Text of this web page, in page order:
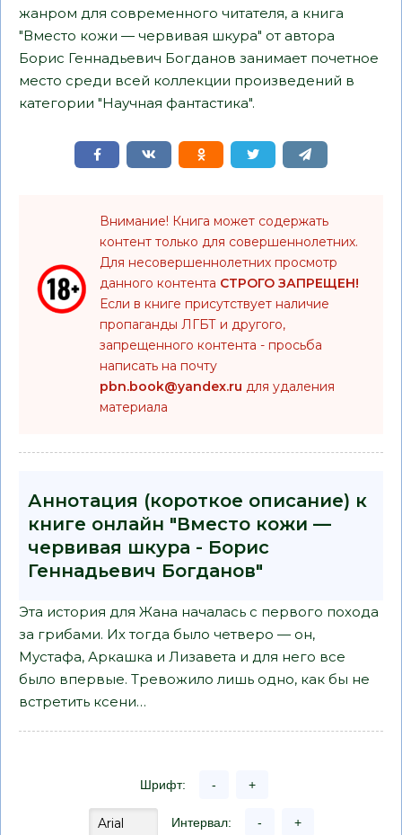
жанром для современного читателя, а книга
"Вместо кожи — червивая шкура" от автора
Борис Геннадьевич Богданов занимает почетное
место среди всей коллекции произведений в
категории "Научная фантастика".
Внимание! Книга может содержать
контент только для совершеннолетних.
Для несовершеннолетних просмотр
данного контента СТРОГО ЗАПРЕЩЕН!
Если в книге присутствует наличие
пропаганды ЛГБТ и другого,
запрещенного контента - просьба
написать на почту
pbn.book@yandex.ru для удаления
материала
Аннотация (короткое описание) к
книге онлайн "Вместо кожи —
червивая шкура - Борис
Геннадьевич Богданов"
Эта история для Жана началась с первого похода
за грибами. Их тогда было четверо — он,
Мустафа, Аркашка и Лизавета и для него все
было впервые. Тревожило лишь одно, как бы не
встретить ксени…
Шрифт: - +
Интервал: - +